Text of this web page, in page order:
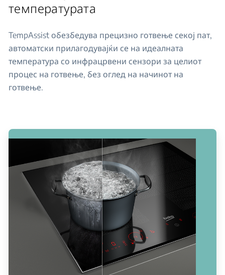
температурата
TempAssist обезбедува прецизно готвење секој пат,
автоматски прилагодувајќи се на идеалната
температура со инфрацрвени сензори за целиот
процес на готвење, без оглед на начинот на
готвење.